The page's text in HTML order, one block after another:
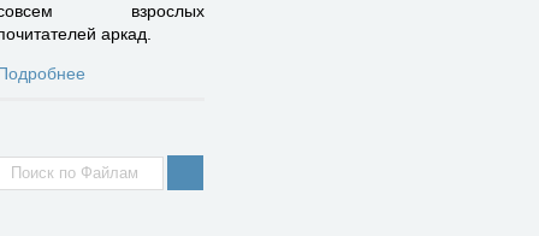
взрослых
аркад.